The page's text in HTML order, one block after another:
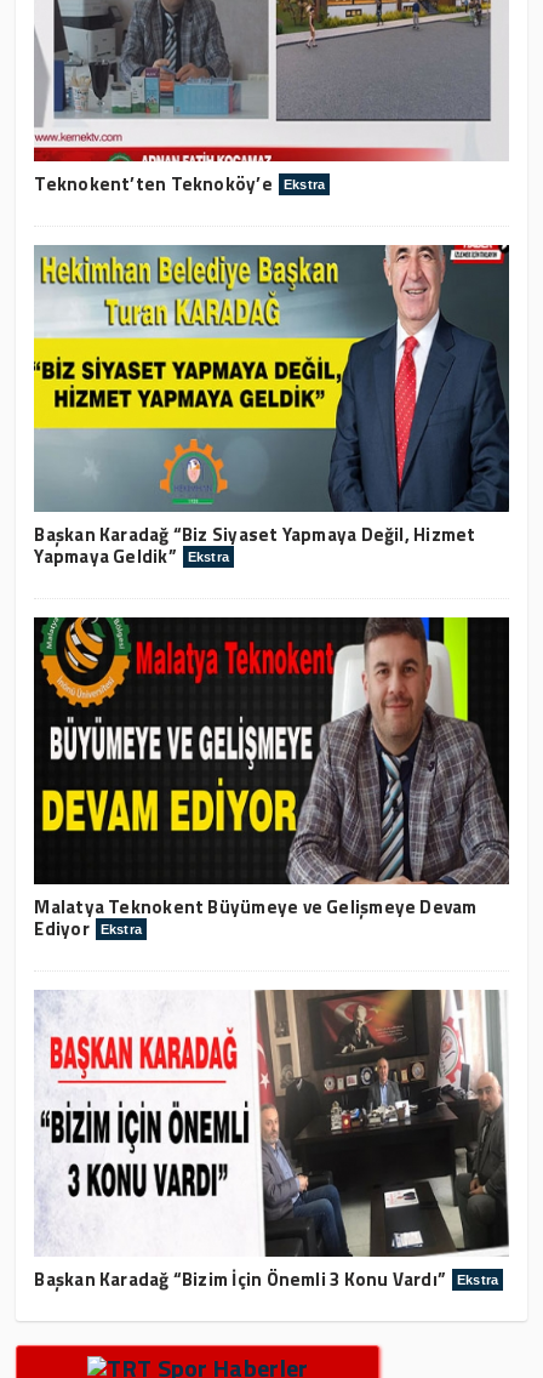
Teknokent’ten Teknoköy’e Ekstra
Başkan Karadağ “Biz Siyaset Yapmaya Değil, Hizmet
Yapmaya Geldik” Ekstra
Malatya Teknokent Büyümeye ve Gelişmeye Devam
Ediyor Ekstra
Başkan Karadağ “Bizim İçin Önemli 3 Konu Vardı” Ekstra